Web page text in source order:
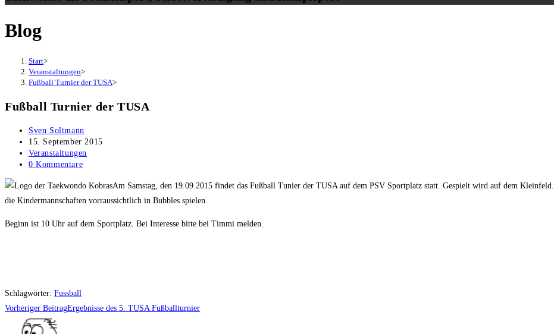
Blog
Start>
Veranstaltungen>
Fußball Turnier der TUSA>
Fußball Turnier der TUSA
Beitrags-
Autor:
Sven Soltmann
Beitrag
veröffentlicht:
15. September 2015
Beitrags-
Kategorie:
Veranstaltungen
Beitrags-
0 Kommentare
Am Samstag, den 19.09.2015 findet das Fußball Tunier der TUSA auf dem PSV Sportplatz statt. Gespielt wird auf dem
die Kindermannschaften vorraussichtlich in Bubbles spielen.
Beginn ist 10 Uhr auf dem Sportplatz. Bei Interesse bitte bei Timmi melden.
Schlagwörter: Fussball
Weitere
Artikel
Vorheriger BeitragErgebnisse des 5. TUSA Fußballturnier